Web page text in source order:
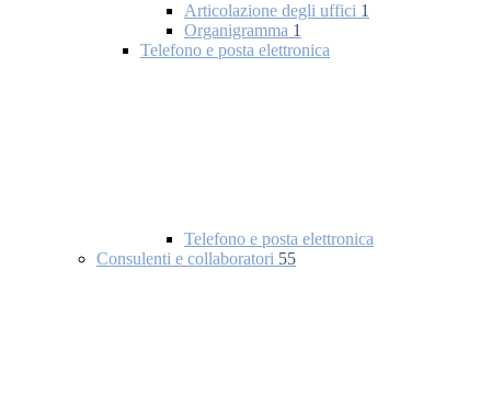
Articolazione degli uffici 1
Organigramma 1
Telefono e posta elettronica
Telefono e posta elettronica
Consulenti e collaboratori 55